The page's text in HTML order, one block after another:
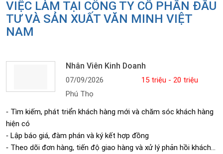
VIỆC LÀM TẠI CÔNG TY CỔ PHẦN ĐẦU
TƯ VÀ SẢN XUẤT VĂN MINH VIỆT
NAM
Nhân Viên Kinh Doanh
07/09/2026
15 triệu - 20 triệu
Phú Thọ
⁃ Tìm kiếm, phát triển khách hàng mới và chăm sóc khách hàng
hiện có
⁃ Lập báo giá, đàm phán và ký kết hợp đồng
⁃ Theo dõi đơn hàng, tiến độ giao hàng và xử lý phản hồi khách